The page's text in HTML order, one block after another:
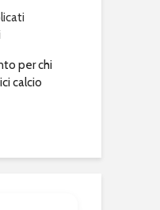
per chi
calcio